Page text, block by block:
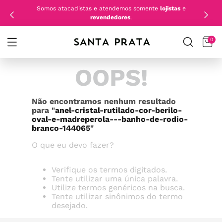
Somos atacadistas e atendemos somente lojistase
revendedores.
0
OOPS!
Não encontramos nenhum resultado
para "anel-cristal-rutilado-cor-berilo-
oval-e-madreperola---banho-de-rodio-
branco-144065"
O que eu devo fazer?
Verifique os termos digitados.
Tente utilizar uma única palavra.
Utilize termos genéricos na busca.
Tente utilizar sinônimos do termo
desejado.